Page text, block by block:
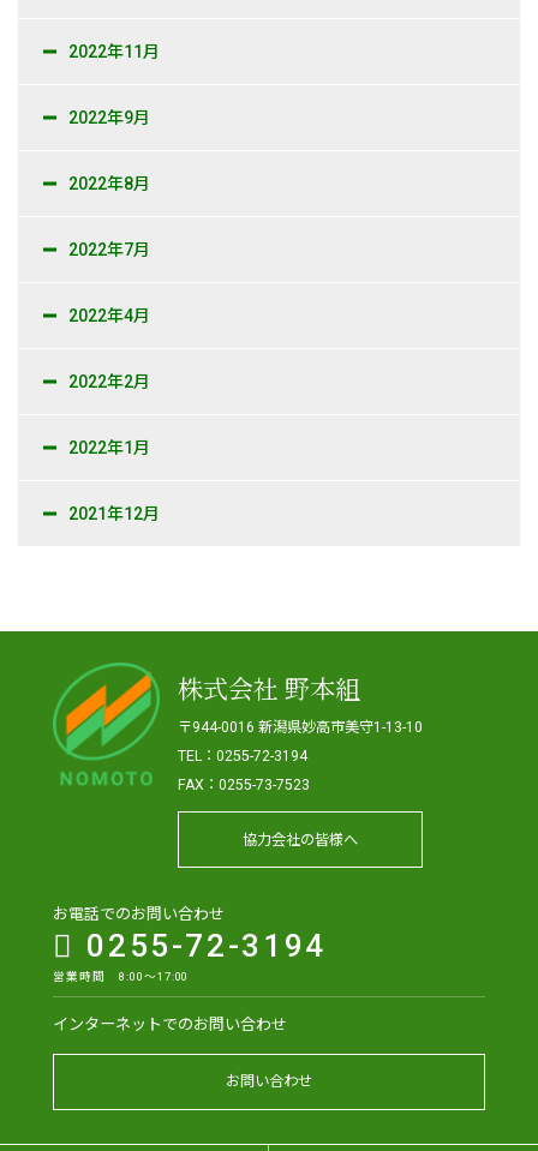
2022年11月
2022年9月
2022年8月
2022年7月
2022年4月
2022年2月
2022年1月
2021年12月
株式会社 野本組
〒944-0016 新潟県妙高市美守1-13-10
TEL：0255-72-3194
FAX：0255-73-7523
協力会社の皆様へ
お電話でのお問い合わせ
0255-72-3194
営業時間 8:00～17:00
インターネットでのお問い合わせ
お問い合わせ